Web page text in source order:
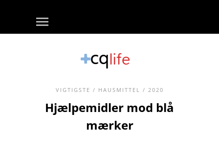
VIGTIGSTE / HAUSMITTEL / 2020
Hjælpemidler mod blå
mærker